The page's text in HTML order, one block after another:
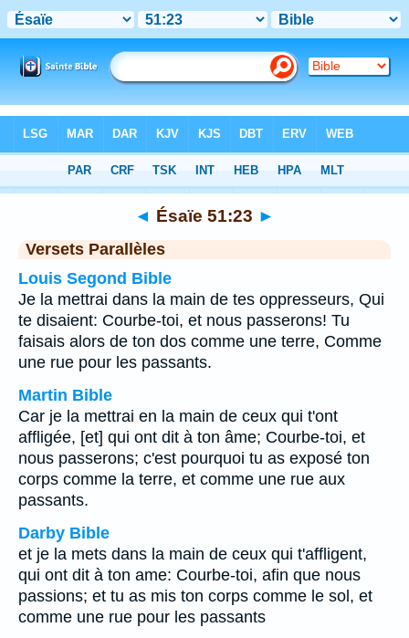
Chapitre 51> Verset 23
◄ Ésaïe 51:23 ►
Versets Parallèles
Louis Segond Bible
Je la mettrai dans la main de tes oppresseurs, Qui
te disaient: Courbe-toi, et nous passerons! Tu
faisais alors de ton dos comme une terre, Comme
une rue pour les passants.
Martin Bible
Car je la mettrai en la main de ceux qui t'ont
affligée, [et] qui ont dit à ton âme; Courbe-toi, et
nous passerons; c'est pourquoi tu as exposé ton
corps comme la terre, et comme une rue aux
passants.
Darby Bible
et je la mets dans la main de ceux qui t'affligent,
qui ont dit à ton ame: Courbe-toi, afin que nous
passions; et tu as mis ton corps comme le sol, et
comme une rue pour les passants